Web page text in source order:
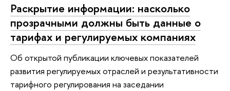
Раскрытие информации: насколько
прозрачными должны быть данные о
тарифах и регулируемых компаниях
Об открытой публикации ключевых показателей
развития регулируемых отраслей и результативности
тарифного регулирования на заседании